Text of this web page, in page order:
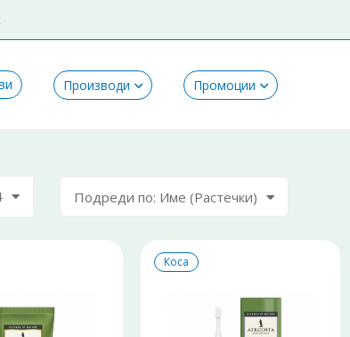
Производи Промоции
Подреди по: Име (Растечки)
Коса